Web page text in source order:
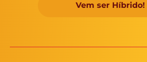
Vem ser Híbrido!